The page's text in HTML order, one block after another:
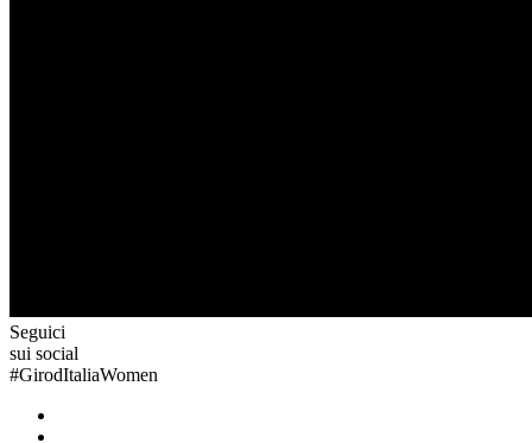
Seguici
sui social
#GirodItaliaWomen